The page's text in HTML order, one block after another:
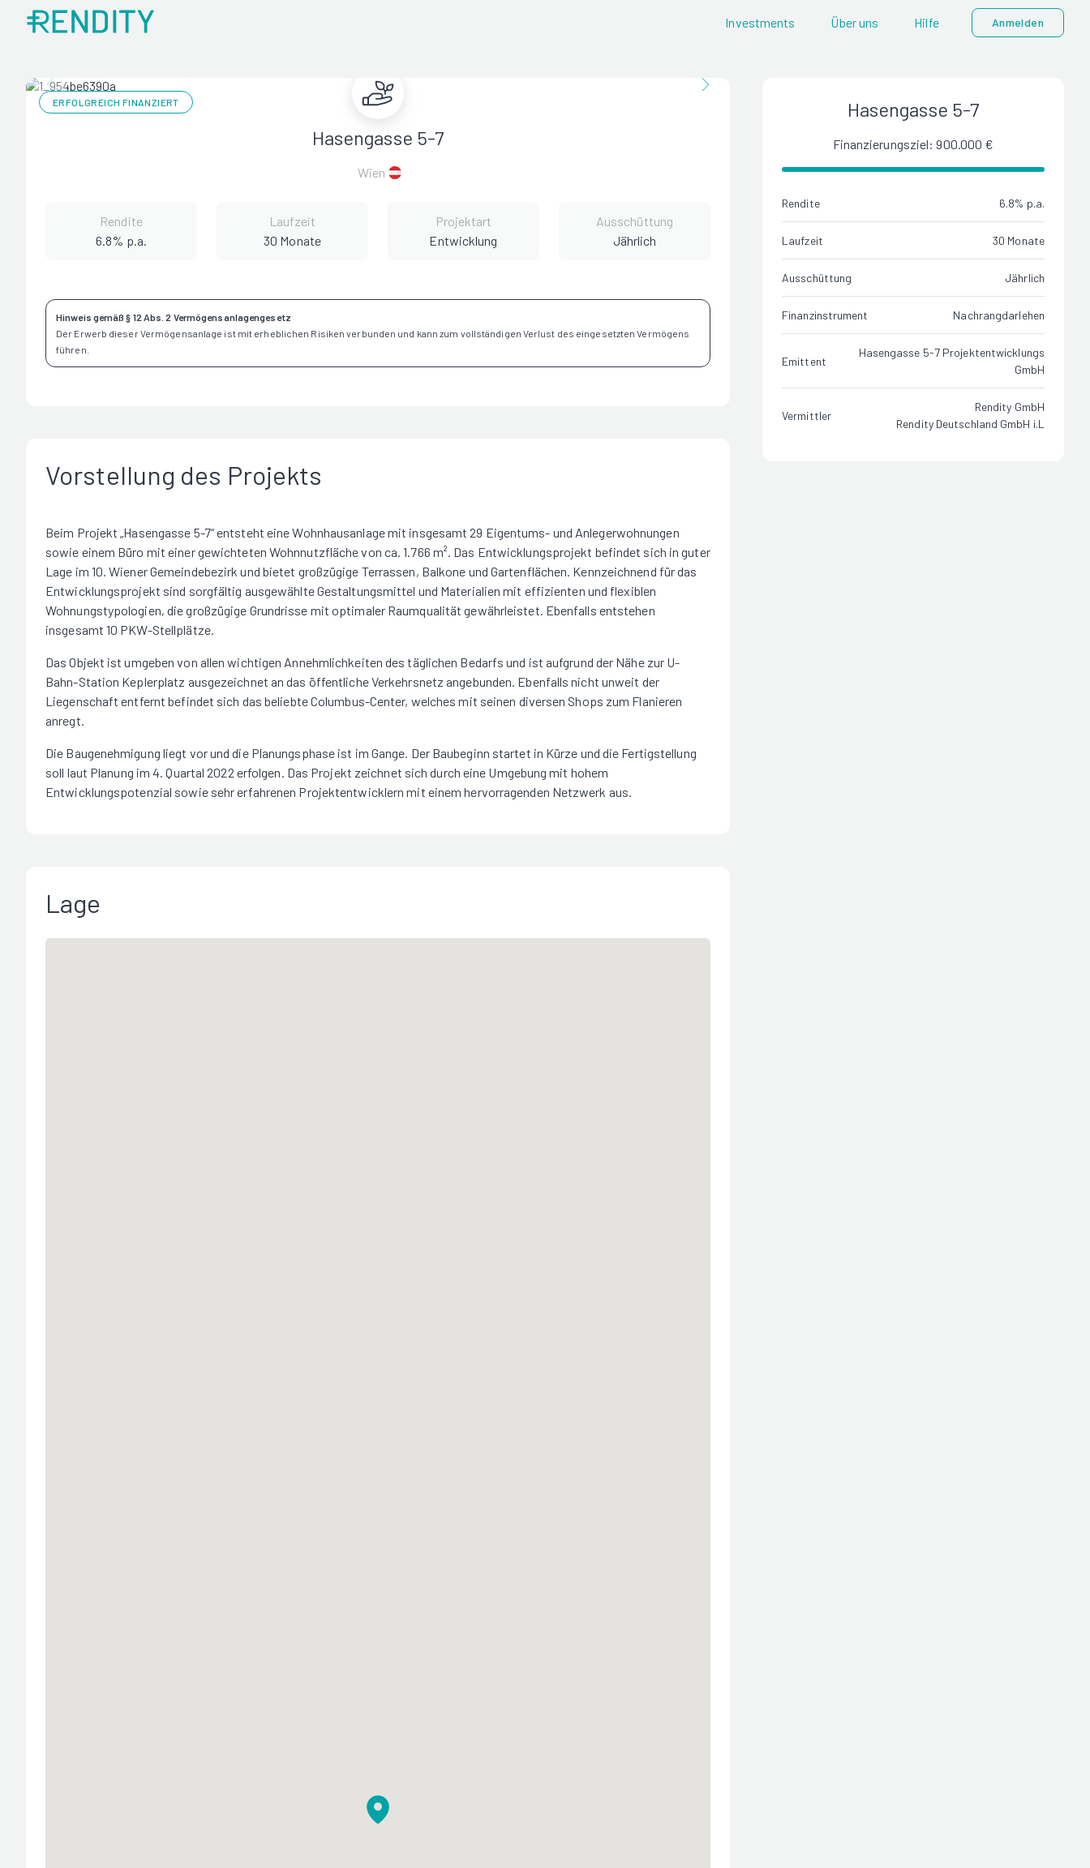
Investments Über uns Hilfe Anmelden
ERFOLGREICH FINANZIERT
Hasengasse 5-7
Wien
Rendite
6.8% p.a.
Laufzeit
30 Monate
Projektart
Entwicklung
Ausschüttung
Jährlich
Hinweis gemäß § 12 Abs. 2 Vermögensanlagengesetz
Der Erwerb dieser Vermögensanlage ist mit erheblichen Risiken verbunden und kann zum vollständigen Verlust des eingesetzten Vermögens
führen.
Vorstellung des Projekts
Beim Projekt „Hasengasse 5-7“ entsteht eine Wohnhausanlage mit insgesamt 29 Eigentums- und Anlegerwohnungen
sowie einem Büro mit einer gewichteten Wohnnutzfläche von ca. 1.766 m². Das Entwicklungsprojekt befindet sich in guter
Lage im 10. Wiener Gemeindebezirk und bietet großzügige Terrassen, Balkone und Gartenflächen. Kennzeichnend für das
Entwicklungsprojekt sind sorgfältig ausgewählte Gestaltungsmittel und Materialien mit effizienten und flexiblen
Wohnungstypologien, die großzügige Grundrisse mit optimaler Raumqualität gewährleistet. Ebenfalls entstehen
insgesamt 10 PKW-Stellplätze.
Das Objekt ist umgeben von allen wichtigen Annehmlichkeiten des täglichen Bedarfs und ist aufgrund der Nähe zur U-
Bahn-Station Keplerplatz ausgezeichnet an das öffentliche Verkehrsnetz angebunden. Ebenfalls nicht unweit der
Liegenschaft entfernt befindet sich das beliebte Columbus-Center, welches mit seinen diversen Shops zum Flanieren
anregt.
Die Baugenehmigung liegt vor und die Planungsphase ist im Gange. Der Baubeginn startet in Kürze und die Fertigstellung
soll laut Planung im 4. Quartal 2022 erfolgen. Das Projekt zeichnet sich durch eine Umgebung mit hohem
Entwicklungspotenzial sowie sehr erfahrenen Projektentwicklern mit einem hervorragenden Netzwerk aus.
Lage
Hasengasse 5-7
Finanzierungsziel: 900.000 €
Rendite 6.8% p.a.
Laufzeit 30 Monate
Ausschüttung Jährlich
Finanzinstrument Nachrangdarlehen
Emittent
Hasengasse 5-7 Projektentwicklungs
GmbH
Vermittler
Rendity GmbH
Rendity Deutschland GmbH i.L